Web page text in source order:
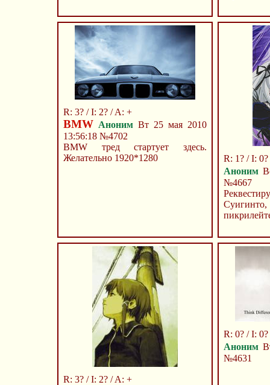
R: 3? / I: 2? / A: +
BMW Аноним Вт 25 мая 2010
13:56:18 №4702
BMW тред стартует здесь.
Желательно 1920*1280
R: 1? / I:
Аноним
№4667
R: 3? / I: 2? / A: +
R: 0? / I:
Аноним
№4631